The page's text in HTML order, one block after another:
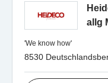
allg
'We know how'
8530